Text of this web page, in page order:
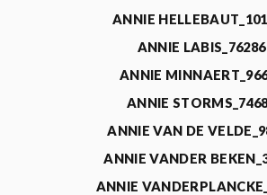
ANNIE
ANNIE LABIS_76286
ANNIE
ANNIE
ANNIE VAN DE
ANNIE VANDER
ANNIE